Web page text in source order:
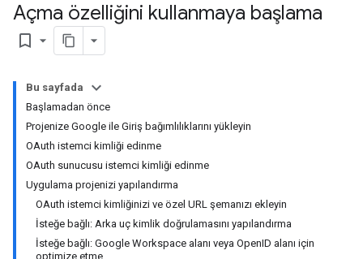
Açma özelliğini kullanmaya başlama
bookmark_border
Bu sayfada
Başlamadan önce
Projenize Google ile Giriş bağımlılıklarını yükleyin
OAuth istemci kimliği edinme
OAuth sunucusu istemci kimliği edinme
Uygulama projenizi yapılandırma
OAuth istemci kimliğinizi ve özel URL şemanızı ekleyin
İsteğe bağlı: Arka uç kimlik doğrulamasını yapılandırma
İsteğe bağlı: Google Workspace alanı veya OpenID alanı için
optimize etme